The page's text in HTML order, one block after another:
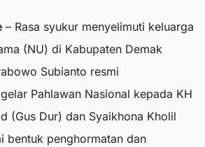
– Rasa syukur menyelimuti keluarga
(NU) di Kabupaten Demak
Subianto resmi
Pahlawan Nasional kepada KH
(Gus Dur) dan Syaikhona Kholil
bentuk penghormatan dan